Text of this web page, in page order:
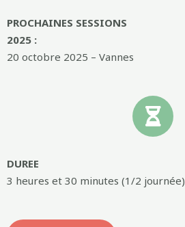
PROCHAINES SESSIONS
2025 :
20 octobre 2025 – Vannes
DUREE
3 heures et 30 minutes (1/2 journée)